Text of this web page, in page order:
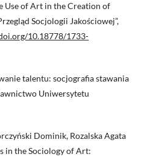
Use of Art in the Creation of
Socjologii Jakościowej”,
10.18778/1733-
talentu: socjografia stawania
Uniwersytetu
Dominik, Rozalska Agata
in the Sociology of Art: